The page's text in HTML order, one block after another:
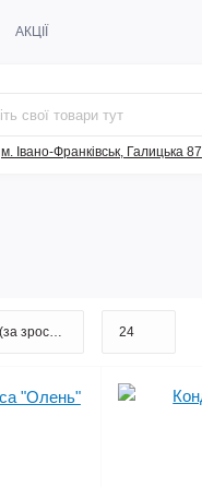
АКЦІЇ
м. Івано-Франківськ, Галицька 87